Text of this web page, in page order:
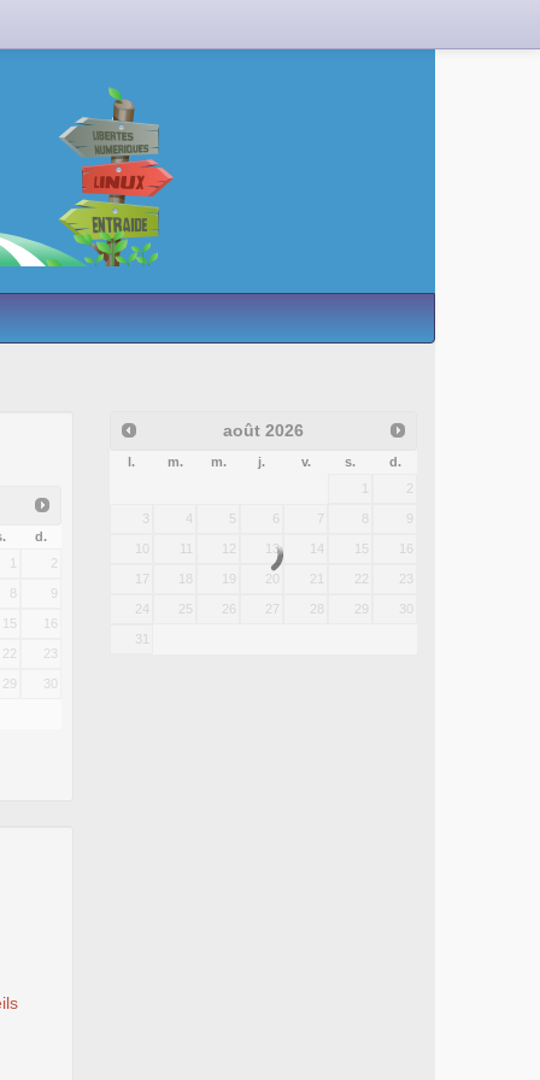
d.
1
2
8 9
15 16
22 23
29 30
août 2026
l. m. m. j. v. s.
d.
1
2
3 4 5 6 7 8 9
10 11 12 13 14 15 16
17 18 19 20 21 22 23
24 25 26 27 28 29 30
31